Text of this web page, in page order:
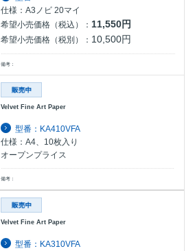
仕様：A3ノビ 20マイ
希望小売価格（税込）：11,550円
希望小売価格（税別）： 10,500円
備考：
Velvet Fine Art Paper
型番：KA410VFA
仕様：A4、10枚入り
オープンプライス
備考：
Velvet Fine Art Paper
型番：KA310VFA